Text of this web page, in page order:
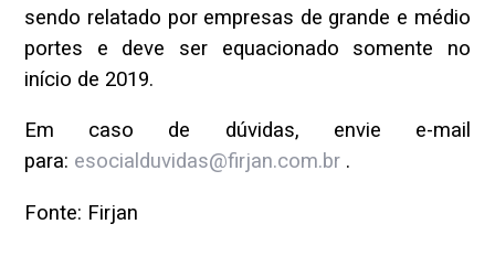
sendo relatado por empresas de grande e médio
portes e deve ser equacionado somente no
início de 2019.
Em caso de dúvidas, envie e-mail
para: esocialduvidas@firjan.com.br .
Fonte: Firjan